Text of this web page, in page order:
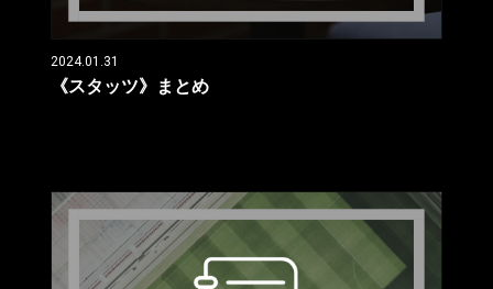
2024.01.31
《スタッツ》まとめ